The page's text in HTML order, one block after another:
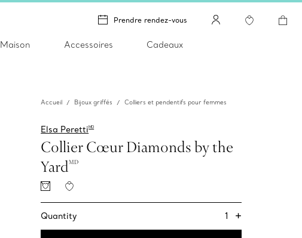
Prendre rendez-vous
Maison Accessoires Cadeaux
Accueil Bijoux griffés Colliers et pendentifs pour femmes
Elsa PerettiMD
Collier Cœur Diamonds by the
YardMD
Quantity 1 +